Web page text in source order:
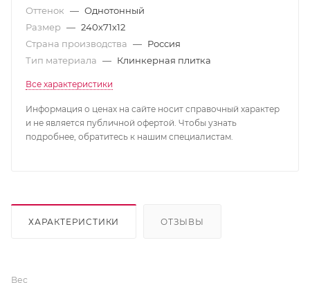
Оттенок — Однотонный
Размер — 240х71х12
Страна производства — Россия
Тип материала — Клинкерная плитка
Все характеристики
Информация о ценах на сайте носит справочный характер
и не является публичной офертой. Чтобы узнать
подробнее, обратитесь к нашим специалистам.
ХАРАКТЕРИСТИКИ ОТЗЫВЫ
Вес